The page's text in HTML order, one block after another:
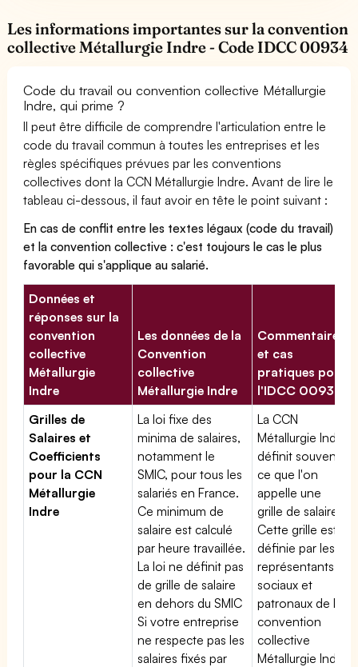
Les informations importantes sur la convention
collective Métallurgie Indre - Code IDCC 00934
Code du travail ou convention collective Métallurgie
Indre, qui prime ?
Il peut être difficile de comprendre l'articulation entre le
code du travail commun à toutes les entreprises et les
règles spécifiques prévues par les conventions
collectives dont la CCN Métallurgie Indre. Avant de lire le
tableau ci-dessous, il faut avoir en tête le point suivant :
En cas de conflit entre les textes légaux (code du travail)
et la convention collective : c'est toujours le cas le plus
favorable qui s'applique au salarié.
Données et
réponses sur la
convention
collective
Métallurgie
Indre
Les données de la
Convention
collective
Métallurgie Indre
Commentaires
et cas
pratiques pour
l'IDCC 00934
Grilles de
Salaires et
Coefficients
pour la CCN
Métallurgie
Indre
La loi fixe des
minima de salaires,
notamment le
SMIC, pour tous les
salariés en France.
Ce minimum de
salaire est calculé
par heure travaillée.
La loi ne définit pas
de grille de salaire
en dehors du SMIC
Si votre entreprise
ne respecte pas les
salaires fixés par
La CCN
Métallurgie Indre
définit souvent
ce que l'on
appelle une
grille de salaires.
Cette grille est
définie par les
représentants
sociaux et
patronaux de la
convention
collective
Métallurgie Indre